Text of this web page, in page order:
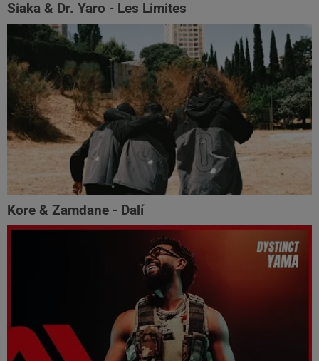
Siaka & Dr. Yaro - Les Limites
Kore & Zamdane - Dalí